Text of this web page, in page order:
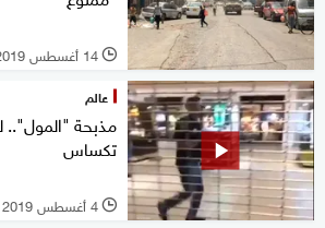
l 14 أغسطس 2019
عالم
مذبحة
تكساس
l 4 أغسطس 2019